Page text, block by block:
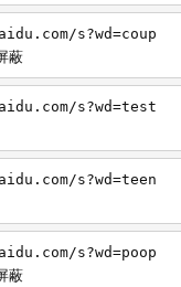
s?wd=coup
蔽
s?wd=test
s?wd=teen
s?wd=poop
蔽